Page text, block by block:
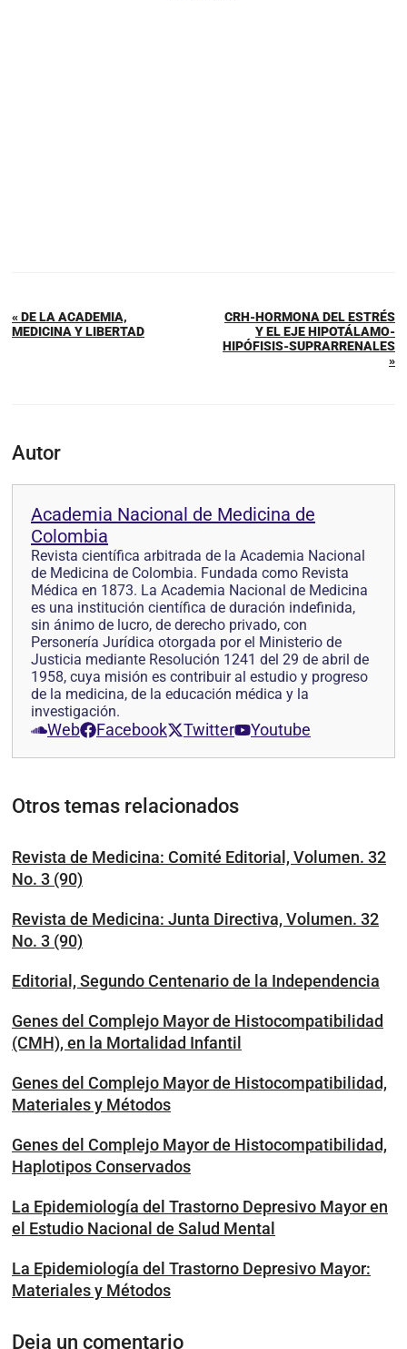
« DE LA ACADEMIA,
MEDICINA Y LIBERTAD
CRH-HORMONA DEL ESTRÉS
Y EL EJE HIPOTÁLAMO-
HIPÓFISIS-SUPRARRENALES
»
Autor
Academia Nacional de Medicina de
Colombia
Revista científica arbitrada de la Academia Nacional
de Medicina de Colombia. Fundada como Revista
Médica en 1873. La Academia Nacional de Medicina
es una institución científica de duración indefinida,
sin ánimo de lucro, de derecho privado, con
Personería Jurídica otorgada por el Ministerio de
Justicia mediante Resolución 1241 del 29 de abril de
1958, cuya misión es contribuir al estudio y progreso
de la medicina, de la educación médica y la
investigación.
Web Facebook Twitter Youtube
Otros temas relacionados
Revista de Medicina: Comité Editorial, Volumen. 32
No. 3 (90)
Revista de Medicina: Junta Directiva, Volumen. 32
No. 3 (90)
Editorial, Segundo Centenario de la Independencia
Genes del Complejo Mayor de Histocompatibilidad
(CMH), en la Mortalidad Infantil
Genes del Complejo Mayor de Histocompatibilidad,
Materiales y Métodos
Genes del Complejo Mayor de Histocompatibilidad,
Haplotipos Conservados
La Epidemiología del Trastorno Depresivo Mayor en
el Estudio Nacional de Salud Mental
La Epidemiología del Trastorno Depresivo Mayor:
Materiales y Métodos
Deja un comentario